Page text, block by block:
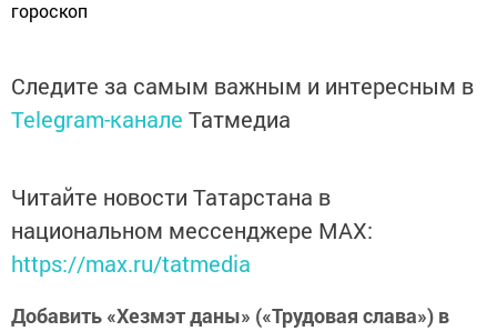
гороскоп
Следите за самым важным и интересным в
Telegram-канале Татмедиа
Читайте новости Татарстана в
национальном мессенджере MАХ:
https://max.ru/tatmedia
Добавить «Хезмэт даны» («Трудовая слава») в